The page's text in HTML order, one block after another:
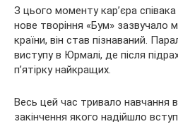
З цього моменту кар’єра
нове творіння «Бум» зазвучало
країни, він став пізнаваний.
виступу в Юрмалі, де після
п’ятірку найкращих.
Весь цей час тривало навчання в
закінчення якого надійшло